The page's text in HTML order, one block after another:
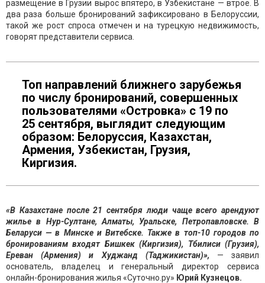
размещение в Грузии вырос впятеро, в Узбекистане — втрое. В
два раза больше бронирований зафиксировано в Белоруссии,
такой же рост спроса отмечен и на турецкую недвижимость,
говорят представители сервиса.
Топ направлений ближнего зарубежья
по числу бронирований, совершенных
пользователями «Островка» с 19 по
25 сентября, выглядит следующим
образом: Белоруссия, Казахстан,
Армения, Узбекистан, Грузия,
Киргизия.
«В Казахстане после 21 сентября люди чаще всего арендуют
жилье в Нур-Султане, Алматы, Уральске, Петропавловске. В
Беларуси — в Минске и Витебске. Также в топ-10 городов по
бронированиям входят Бишкек (Киргизия), Тбилиси (Грузия),
Ереван (Армения) и Худжанд (Таджикистан)», — заявил
основатель, владелец и генеральный директор сервиса
онлайн-бронирования жилья «Суточно.ру» Юрий Кузнецов.